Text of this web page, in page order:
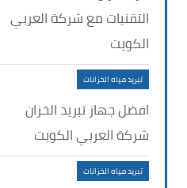
التقنيات مع شركة العربي
الكويت
تبريد مياه الخزانات
افضل جهاز تبريد الخزان
شركة العربي الكويت
تبريد مياه الخزانات